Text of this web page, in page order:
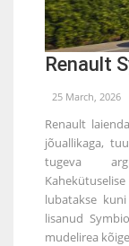
Renault
25 March, 2026
Renault
jõuallikaga,
tugeva
lubatakse
lisanud
mudelirea